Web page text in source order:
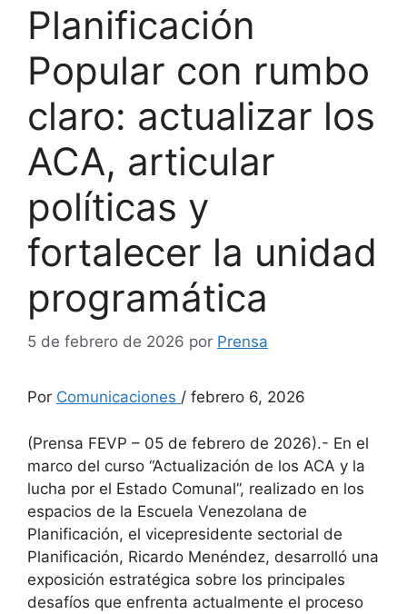
Planificación
Popular con rumbo
claro: actualizar los
ACA, articular
políticas y
fortalecer la unidad
programática
5 de febrero de 2026 por Prensa
Por Comunicaciones / febrero 6, 2026
(Prensa FEVP – 05 de febrero de 2026).- En el
marco del curso “Actualización de los ACA y la
lucha por el Estado Comunal”, realizado en los
espacios de la Escuela Venezolana de
Planificación, el vicepresidente sectorial de
Planificación, Ricardo Menéndez, desarrolló una
exposición estratégica sobre los principales
desafíos que enfrenta actualmente el proceso